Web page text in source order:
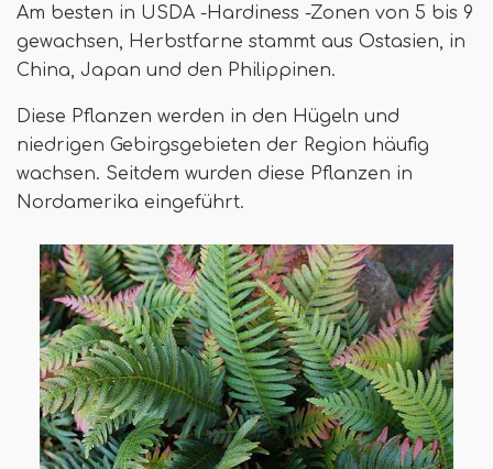
Am besten in USDA -Hardiness -Zonen von 5 bis 9
gewachsen, Herbstfarne stammt aus Ostasien, in
China, Japan und den Philippinen.
Diese Pflanzen werden in den Hügeln und
niedrigen Gebirgsgebieten der Region häufig
wachsen. Seitdem wurden diese Pflanzen in
Nordamerika eingeführt.